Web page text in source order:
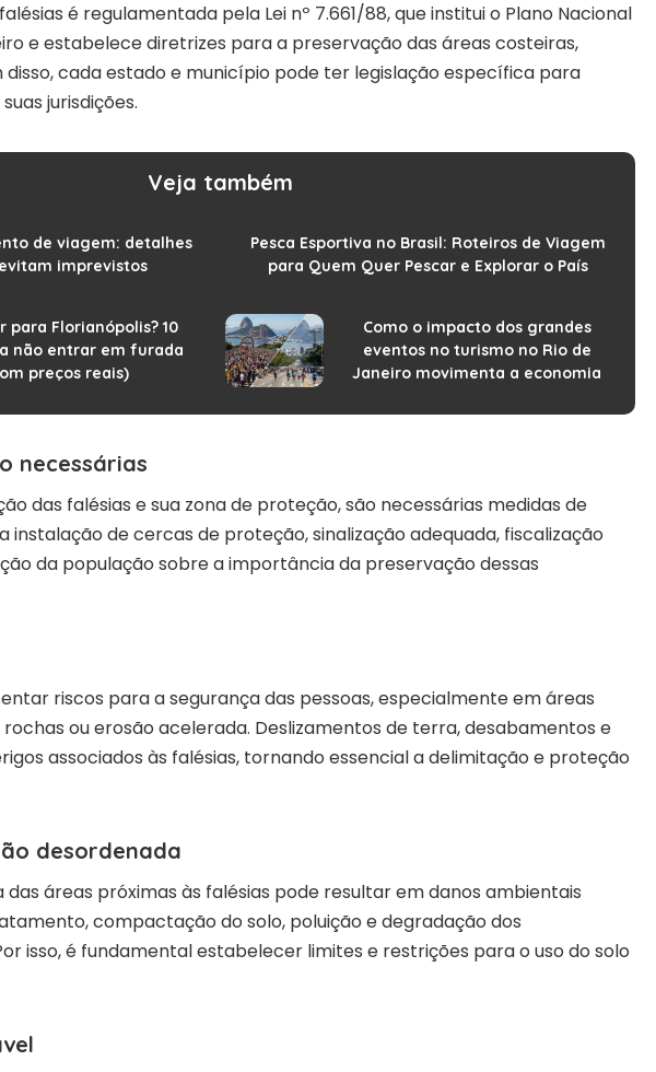
é regulamentada pela Lei nº 7.661/88, que institui o Plano Nacional
e estabelece diretrizes para a preservação das áreas costeiras,
disso, cada estado e município pode ter legislação específica para
jurisdições.
Veja também
de viagem: detalhes
imprevistos
Pesca Esportiva no Brasil: Roteiros de Viagem
para Quem Quer Pescar e Explorar o País
para Florianópolis? 10
não entrar em furada
preços reais)
Como o impacto dos grandes
eventos no turismo no Rio de
Janeiro movimenta a economia
necessárias
das falésias e sua zona de proteção, são necessárias medidas de
instalação de cercas de proteção, sinalização adequada, fiscalização
da população sobre a importância da preservação dessas
riscos para a segurança das pessoas, especialmente em áreas
ou erosão acelerada. Deslizamentos de terra, desabamentos e
associados às falésias, tornando essencial a delimitação e proteção
desordenada
áreas próximas às falésias pode resultar em danos ambientais
compactação do solo, poluição e degradação dos
isso, é fundamental estabelecer limites e restrições para o uso do solo